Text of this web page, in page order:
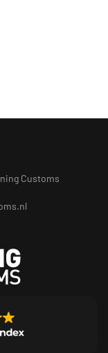
Customs